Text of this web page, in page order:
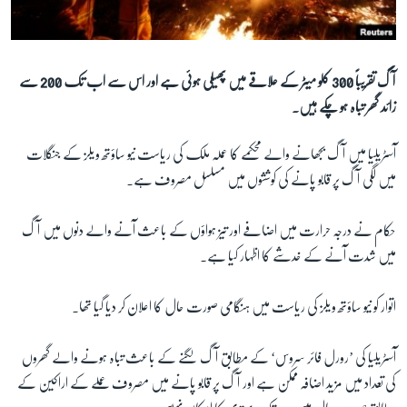
آرٹ
سائنس و ٹیکنالوجی
صحت
دلچسپ و عجیب
ویڈیوز
اسپیشل کوریج
FOLLOW US
آگ تقریباً 300 کلو میٹر کے علاقے میں پھیلی ہوئی ہے اور اس سے اب تک 200 سے
زائد گھر تباہ ہو چکے ہیں۔
آسٹریلیا میں آگ بجھانے والے محکمے کا عملہ ملک کی ریاست نیو ساؤتھ ویلز کے جنگلات
میں لگی آگ پر قابو پانے کی کوششوں میں مسلسل مصروف ہے۔
حکام نے درجہ حرارت میں اضافے اور تیز ہواؤں کے باعث آنے والے دنوں میں آگ
میں شدت آنے کے خدشے کا اظہار کیا ہے۔
اتوار کو نیو ساؤتھ ویلز کی ریاست میں ہنگامی صورت حال کا اعلان کر دیا گیا تھا۔
آسٹریلیا کی ’رورل فائر سروس‘ کے مطابق آگ لگنے کے باعث تباہ ہونے والے گھروں
کی تعداد میں مزید اضافہ ممکن ہے اور آگ پر قابو پانے میں مصروف عملے کے اراکین کے